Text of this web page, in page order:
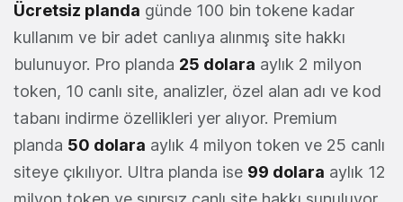
Ücretsiz planda günde 100 bin tokene kadar
kullanım ve bir adet canlıya alınmış site hakkı
bulunuyor. Pro planda 25 dolara aylık 2 milyon
token, 10 canlı site, analizler, özel alan adı ve kod
tabanı indirme özellikleri yer alıyor. Premium
planda 50 dolara aylık 4 milyon token ve 25 canlı
siteye çıkılıyor. Ultra planda ise 99 dolara aylık 12